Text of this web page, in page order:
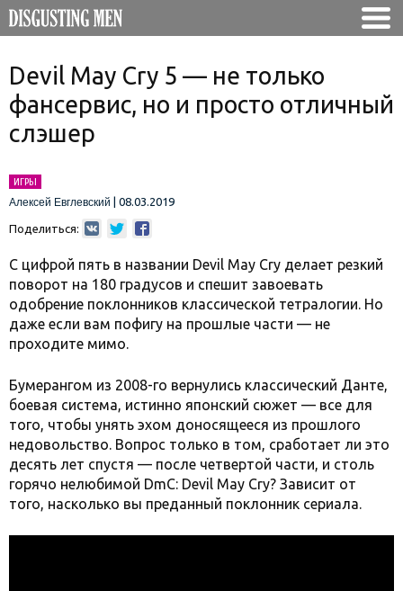
Devil May Cry 5 — не только
фансервис, но и просто отличный
слэшер
ИГРЫ
Алексей Евглевский
08.03.2019
Поделиться:
С цифрой пять в названии Devil May Cry делает резкий
поворот на 180 градусов и спешит завоевать
одобрение поклонников классической тетралогии. Но
даже если вам пофигу на прошлые части — не
проходите мимо.
Бумерангом из 2008-го вернулись классический Данте,
боевая система, истинно японский сюжет — все для
того, чтобы унять эхом доносящееся из прошлого
недовольство. Вопрос только в том, сработает ли это
десять лет спустя — после четвертой части, и столь
горячо нелюбимой DmC: Devil May Cry? Зависит от
того, насколько вы преданный поклонник сериала.